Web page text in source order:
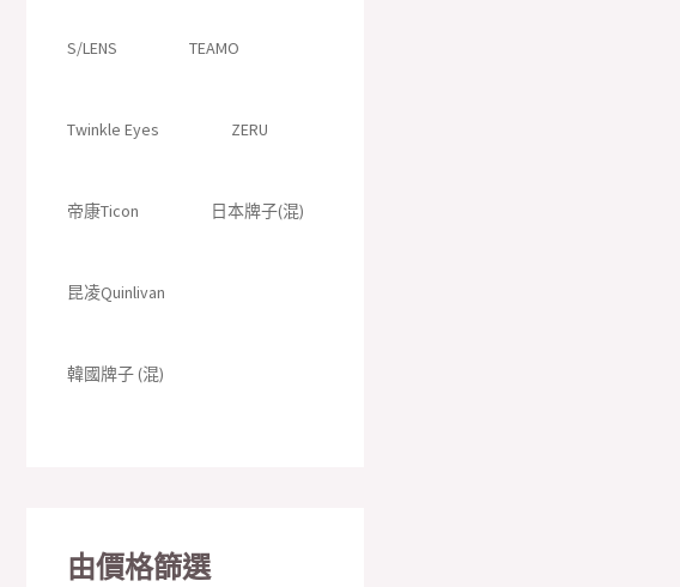
S/LENS TEAMO
Twinkle Eyes ZERU
帝康Ticon 日本牌子(混)
昆凌Quinlivan
韓國牌子 (混)
由價格篩選